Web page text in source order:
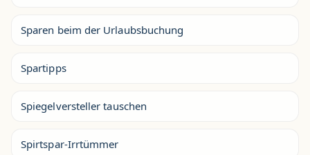
Sparen beim der Urlaubsbuchung
Spartipps
Spiegelversteller tauschen
Spirtspar-Irrtümmer